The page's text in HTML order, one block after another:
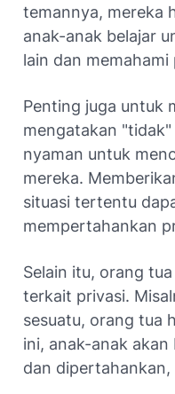
temannya, mereka
anak-anak belajar
lain dan
Penting juga untuk
mengatakan
nyaman untuk
mereka.
situasi tertentu
mempertahankan
Selain itu, orang
terkait privasi.
sesuatu, orang tua
ini, anak-anak
dan dipertahankan,